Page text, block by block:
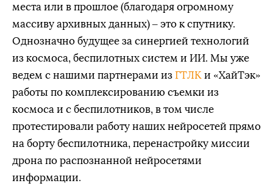
места или в прошлое (благодаря огромному
массиву архивных данных) – это к спутнику.
Однозначно будущее за синергией технологий
из космоса, беспилотных систем и ИИ. Мы уже
ведем с нашими партнерами из ГТЛКи «ХайТэк»
работы по комплексированию съемки из
космоса и с беспилотников, в том числе
протестировали работу наших нейросетей прямо
на борту беспилотника, перенастройку миссии
дрона по распознанной нейросетями
информации.